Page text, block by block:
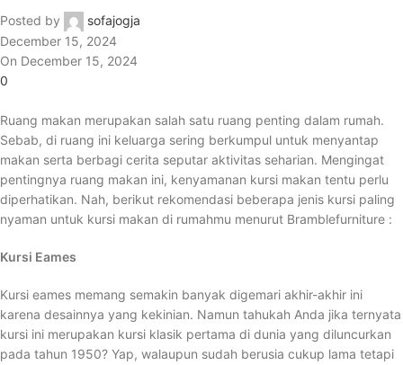
Posted by
sofajogja
December 15, 2024
On December 15, 2024
0
Ruang makan merupakan salah satu ruang penting dalam rumah.
Sebab, di ruang ini keluarga sering berkumpul untuk menyantap
makan serta berbagi cerita seputar aktivitas seharian. Mengingat
pentingnya ruang makan ini, kenyamanan kursi makan tentu perlu
diperhatikan. Nah, berikut rekomendasi beberapa jenis kursi paling
nyaman untuk kursi makan di rumahmu menurut Bramblefurniture :
Kursi Eames
Kursi eames memang semakin banyak digemari akhir-akhir ini
karena desainnya yang kekinian. Namun tahukah Anda jika ternyata
kursi ini merupakan kursi klasik pertama di dunia yang diluncurkan
pada tahun 1950? Yap, walaupun sudah berusia cukup lama tetapi